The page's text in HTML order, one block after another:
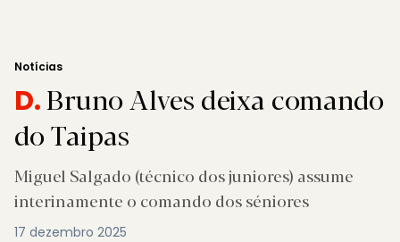
Notícias
D.Bruno Alves deixa comando
do Taipas
Miguel Salgado (técnico dos juniores) assume
interinamente o comando dos séniores
17 dezembro 2025